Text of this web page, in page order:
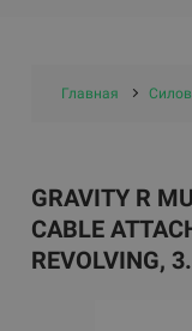
Главная
GRAVITY R
CABLE
REVOLVING,